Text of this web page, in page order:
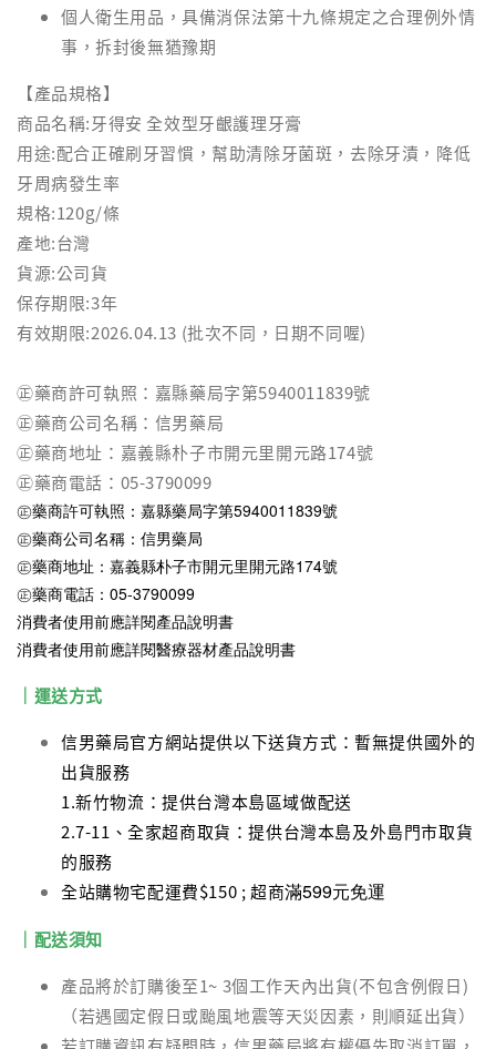
個人衛生用品，具備消保法第十九條規定之合理例外情
事，拆封後無猶豫期
【產品規格】
商品名稱:牙得安 全效型牙齦護理牙膏
用途:配合正確刷牙習慣，幫助清除牙菌斑，去除牙漬，降低
牙周病發生率
規格:120g/條
產地:台灣
貨源:公司貨
保存期限:3年
有效期限:2026.04.13 (批次不同，日期不同喔)
㊣藥商許可執照：嘉縣藥局字第5940011839號
㊣藥商公司名稱：信男藥局
㊣藥商地址：嘉義縣朴子市開元里開元路174號
㊣藥商電話：05-3790099
㊣藥商許可執照：嘉縣藥局字第5940011839號
㊣藥商公司名稱：信男藥局
㊣藥商地址：嘉義縣朴子市開元里開元路174號
㊣藥商電話：05-3790099
消費者使用前應詳閱產品說明書
消費者使用前應詳閱醫療器材產品說明書
｜運送方式
信男藥局官方網站提供以下送貨方式：暫無提供國外的
出貨服務
1.新竹物流：提供台灣本島區域做配送
2.7-11、全家超商取貨：提供台灣本島及外島門市取貨
的服務
全站購物宅配運費$150 ; 超商滿599元免運
｜配送須知
產品將於訂購後至1~ 3個工作天內出貨(不包含例假日)
（若遇國定假日或颱風地震等天災因素，則順延出貨）